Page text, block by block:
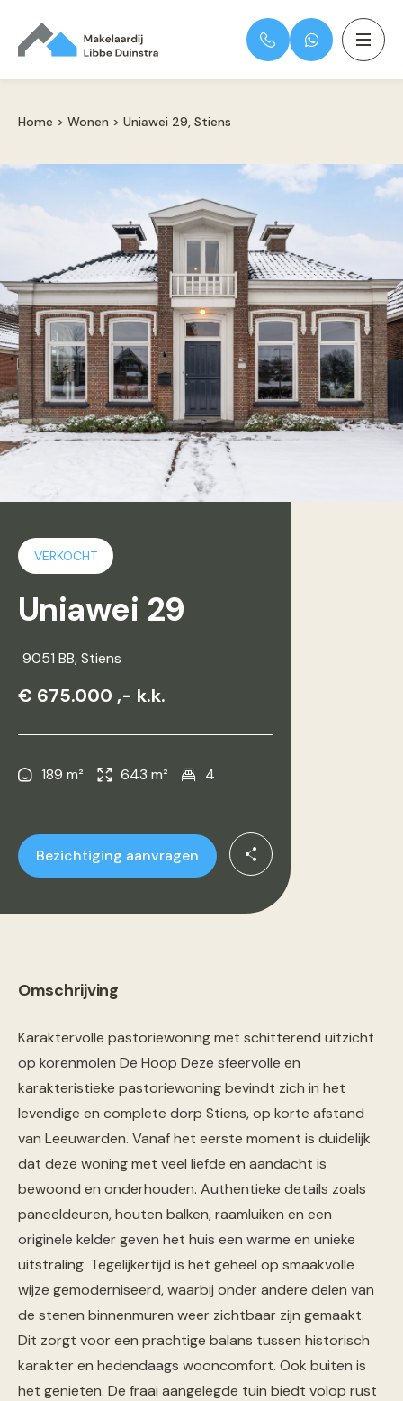
Home > Wonen > Uniawei 29, Stiens
VERKOCHT
Uniawei 29
9051 BB, Stiens
€ 675.000 ,- k.k.
189 m² 643 m² 4
Bezichtiging aanvragen
Omschrijving
Karaktervolle pastoriewoning met schitterend uitzicht
op korenmolen De Hoop Deze sfeervolle en
karakteristieke pastoriewoning bevindt zich in het
levendige en complete dorp Stiens, op korte afstand
van Leeuwarden. Vanaf het eerste moment is duidelijk
dat deze woning met veel liefde en aandacht is
bewoond en onderhouden. Authentieke details zoals
paneeldeuren, houten balken, raamluiken en een
originele kelder geven het huis een warme en unieke
uitstraling. Tegelijkertijd is het geheel op smaakvolle
wijze gemoderniseerd, waarbij onder andere delen van
de stenen binnenmuren weer zichtbaar zijn gemaakt.
Dit zorgt voor een prachtige balans tussen historisch
karakter en hedendaags wooncomfort. Ook buiten is
het genieten. De fraai aangelegde tuin biedt volop rust